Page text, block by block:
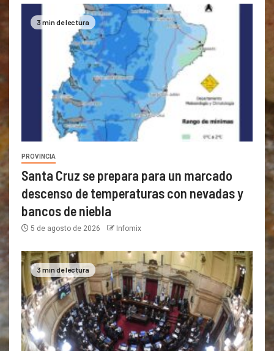
3 min de lectura
PROVINCIA
Santa Cruz se prepara para un marcado
descenso de temperaturas con nevadas y
bancos de niebla
5 de agosto de 2026 Infomix
3 min de lectura